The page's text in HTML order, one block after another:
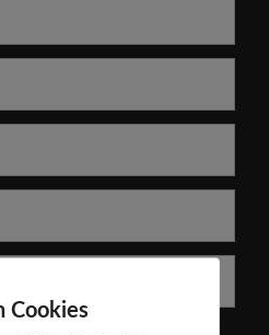
Cookies